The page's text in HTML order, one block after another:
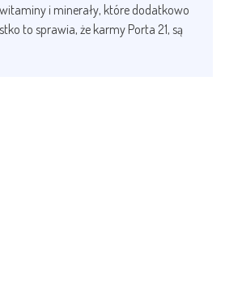
i minerały, które dodatkowo
to sprawia, że karmy Porta 21, są